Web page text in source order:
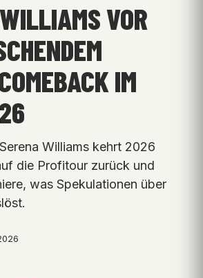
VOR
IM
Williams kehrt 2026
die Profitour zurück und
was Spekulationen über